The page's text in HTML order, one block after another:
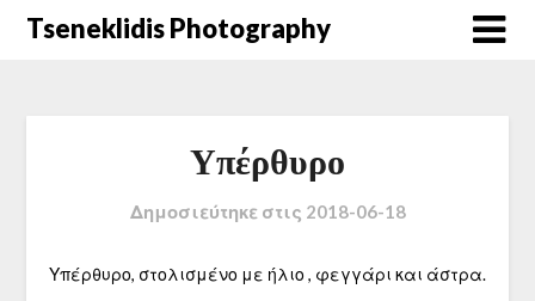
Μετάβαση
Tseneklidis Photography
Υπέρθυρο
Δημοσιεύτηκε στις 2018-06-18
Υπέρθυρο, στολισμένο με ήλιο , φεγγάρι και άστρα.